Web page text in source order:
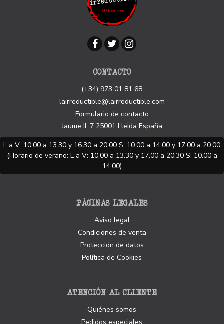
CONTACTO
(+34) 973 01 81 68
lairreductible@lairreductible.com
Formulario de contacto
Jaume II, 7 25001 Lleida España
L a V: 10.00 a 13.30 y 16.30 a 20.00 S: 10.00 a 14.00 y 17.00 a 20.00
(Horario de verano: L a V: 10.00 a 13.30 y 17.00 a 20.30 S: 10.00 a
14.00)
PÁGINAS LEGALES
Aviso legal
Condiciones de venta
Protección de datos
Política de Cookies
ATENCIÓN AL CLIENTE
Quiénes somos
Pedidos especiales